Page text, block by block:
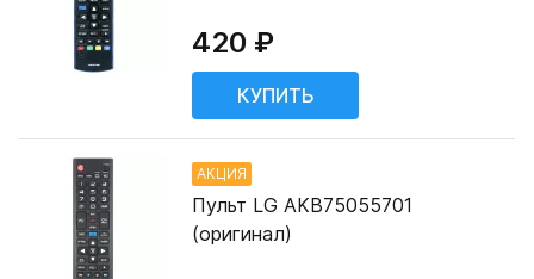
420 ₽
АКЦИЯ
Пульт LG AKB75055701
(оригинал)